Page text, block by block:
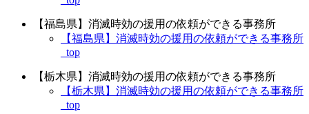
【福島県】消滅時効の援用の依頼ができる事務所
【福島県】消滅時効の援用の依頼ができる事務所
_top
【栃木県】消滅時効の援用の依頼ができる事務所
【栃木県】消滅時効の援用の依頼ができる事務所
_top